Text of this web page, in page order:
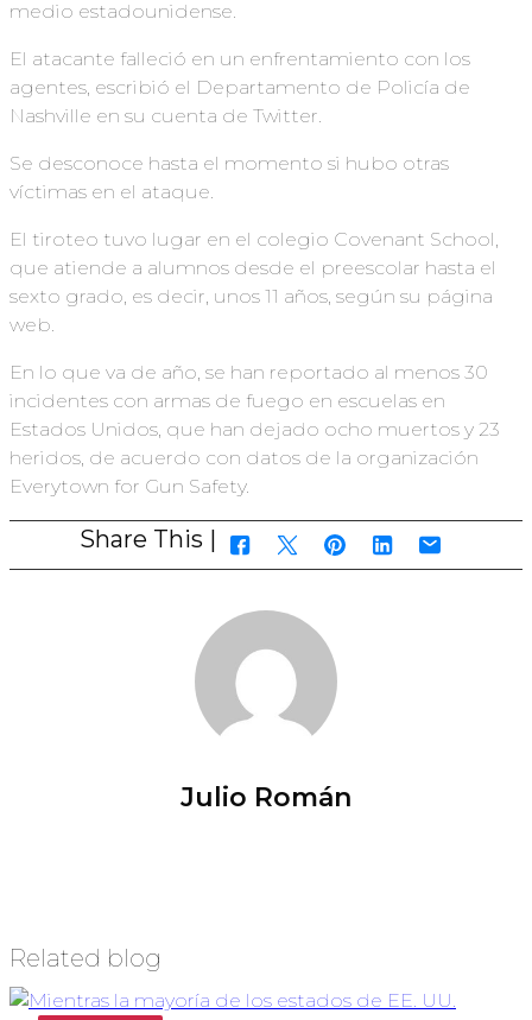
medio estadounidense.
El atacante falleció en un enfrentamiento con los
agentes, escribió el Departamento de Policía de
Nashville en su cuenta de Twitter.
Se desconoce hasta el momento si hubo otras
víctimas en el ataque.
El tiroteo tuvo lugar en el colegio Covenant School,
que atiende a alumnos desde el preescolar hasta el
sexto grado, es decir, unos 11 años, según su página
web.
En lo que va de año, se han reportado al menos 30
incidentes con armas de fuego en escuelas en
Estados Unidos, que han dejado ocho muertos y 23
heridos, de acuerdo con datos de la organización
Everytown for Gun Safety.
Share This |
Julio Román
Related blog